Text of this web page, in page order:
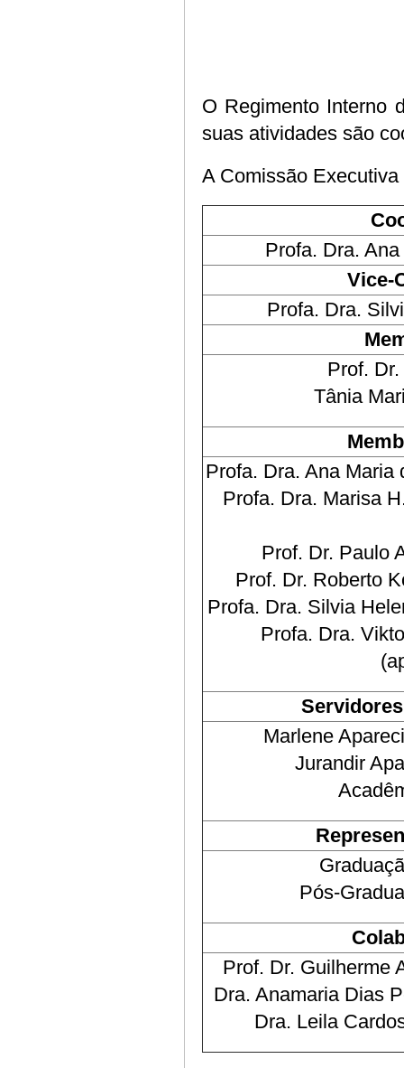
O Regimento Interno
suas atividades são
A Comissão
Profa. Dra.
Vice-
Profa. Dra.
Prof.
Tânia
Profa. Dra. Ana Maria
Profa. Dra. Marisa
Prof. Dr. Paulo
Prof. Dr. Roberto
Profa. Dra. Silvia
Profa. Dra.
Marlene
Jurandir
Pós-
Prof. Dr. Guilherme
Dra. Anamaria Dias
Dra. Leila